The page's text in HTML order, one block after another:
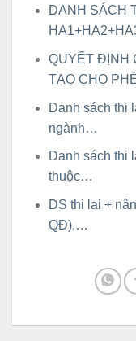
DANH SÁCH
QUYẾT ĐỊNH
TẠO CHO
Danh sách thi
ngành…
Danh sách thi
thuộc…
DS thi lai +
QĐ),…